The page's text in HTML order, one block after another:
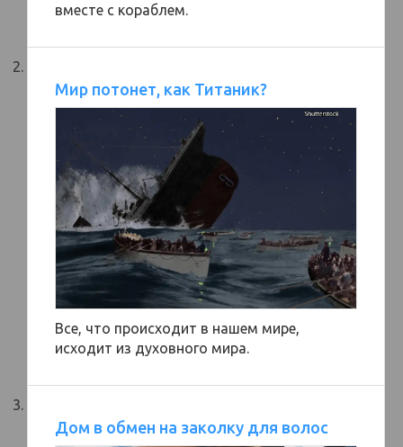
вместе с кораблем.
Мир потонет, как Титаник?
Все, что происходит в нашем мире,
исходит из духовного мира.
Дом в обмен на заколку для волос